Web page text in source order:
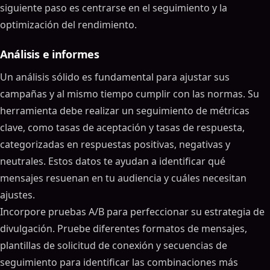
Tabla de contenidos
ON THIS PAGE
Clasifiqué 16 LinkedIn herramientas de
automatización de mejor a peor: (Lemlist, HeyReach,
Expandi, Dripificar)
siguiente paso es centrarse en el seguimiento y la
optimización del rendimiento.
Análisis e informes
Un análisis sólido es fundamental para ajustar sus
campañas y al mismo tiempo cumplir con las normas. Su
herramienta debe realizar un seguimiento de métricas
clave, como tasas de aceptación y tasas de respuesta,
categorizadas en respuestas positivas, negativas y
neutrales. Estos datos te ayudan a identificar qué
mensajes resuenan en tu audiencia y cuáles necesitan
ajustes.
Incorpore pruebas A/B para perfeccionar su estrategia de
divulgación. Pruebe diferentes formatos de mensajes,
plantillas de solicitud de conexión y secuencias de
seguimiento para identificar las combinaciones más